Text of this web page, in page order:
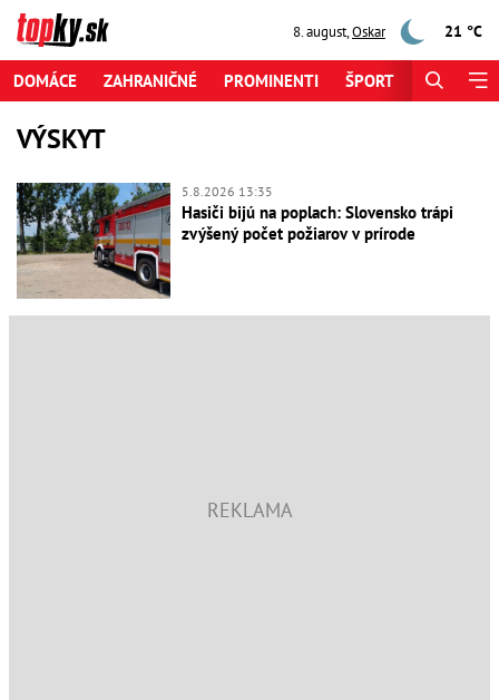
8. august,Oskar 21 °C
DOMÁCE ZAHRANIČNÉ PROMINENTI ŠPORT
VÝSKYT
5.8.2026 13:35
Hasiči bijú na poplach: Slovensko trápi
zvýšený počet požiarov v prírode